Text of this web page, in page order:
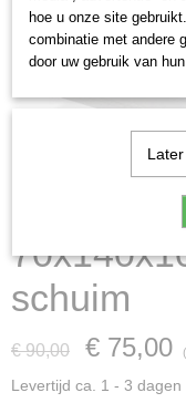
Kinder-
schuim
€ 90,00 € 75,00
Levertijd ca. 1 - 3 dagen
hoe u onze site
combinatie met andere
door uw gebruik van